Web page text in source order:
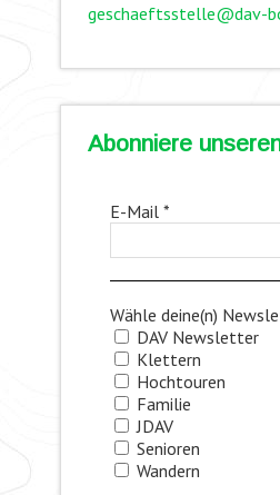
geschaeftsstelle@dav-
Abonniere
E-Mail *
Wähle deine(n)
DAV Newsletter
Klettern
Hochtouren
Familie
JDAV
Senioren
Wandern